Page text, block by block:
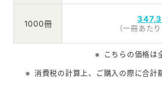
1000冊
（一冊あた
こちらの価格は
消費税の計算上、ご購入の際に合計